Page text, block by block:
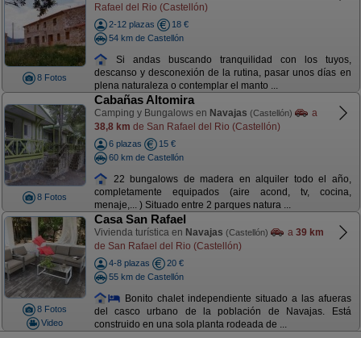
8 Fotos
Rafael del Rio (Castellón)
2-12 plazas
18 €
54 km de Castellón
Si andas buscando tranquilidad con los tuyos,
descanso y desconexión de la rutina, pasar unos días en
plena naturaleza o contemplar el manto ...
8 Fotos
Cabañas Altomira
Camping y Bungalows en Navajas (Castellón)
a
38,8 km de San Rafael del Rio (Castellón)
6 plazas
15 €
60 km de Castellón
22 bungalows de madera en alquiler todo el año,
completamente equipados (aire acond, tv, cocina,
menaje,... ) Situado entre 2 parques natura ...
8 Fotos
Video
Casa San Rafael
Vivienda turística en Navajas (Castellón) a 39 km
de San Rafael del Rio (Castellón)
4-8 plazas
20 €
55 km de Castellón
Bonito chalet independiente situado a las afueras
del casco urbano de la población de Navajas. Está
construido en una sola planta rodeada de ...